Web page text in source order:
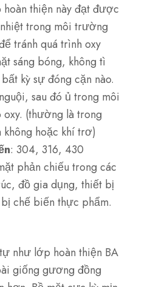
thiện này đạt được
trong môi trường
tránh quá trình oxy
sáng bóng, không tì
kỳ sự đóng cặn nào.
sau đó ủ trong môi
(thường là trong
hoặc khí trơ)
: 304, 316, 430
phản chiếu trong các
đồ gia dụng, thiết bị
chế biến thực phẩm.
như lớp hoàn thiện BA
giống gương đồng